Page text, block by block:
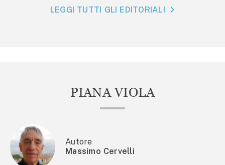
LEGGI TUTTI GLI EDITORIALI
PIANA VIOLA
Autore
Massimo Cervelli